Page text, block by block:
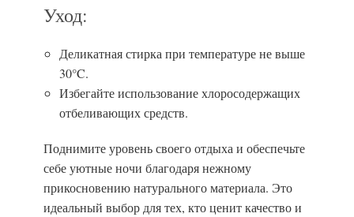
Уход:
Деликатная стирка при температуре не выше
30°C.
Избегайте использование хлоросодержащих
отбеливающих средств.
Поднимите уровень своего отдыха и обеспечьте
себе уютные ночи благодаря нежному
прикосновению натурального материала. Это
идеальный выбор для тех, кто ценит качество и